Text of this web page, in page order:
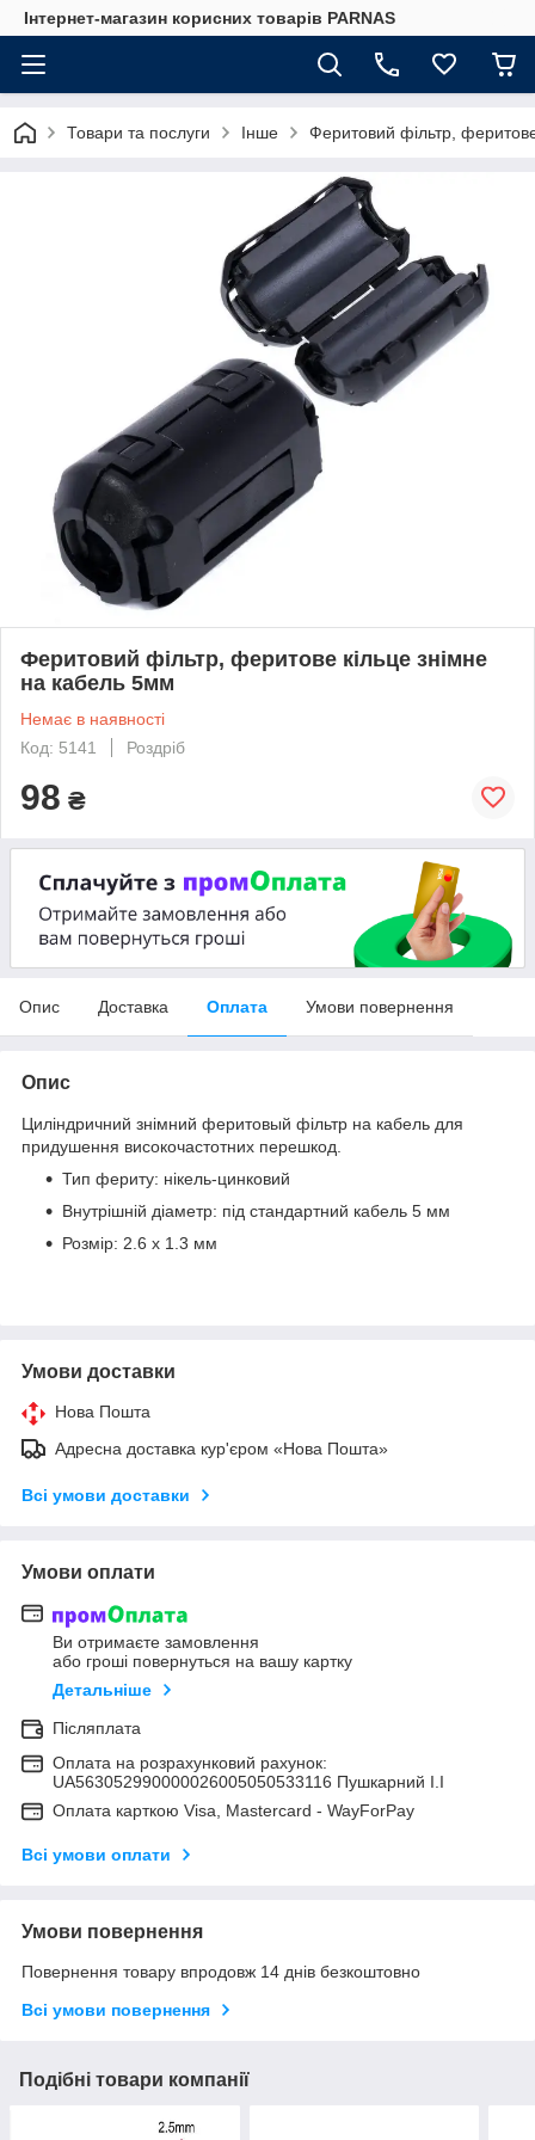
Інтернет-магазин корисних товарів PARNAS
Товари та послуги Інше Феритовий фільтр,
Феритовий фільтр, феритове кільце знімне
на кабель 5мм
Немає в наявності
Код: 5141
Роздріб
98 ₴
Опис Доставка Оплата Умови повернення
Опис
Циліндричний знімний феритовый фільтр на кабель для
придушення високочастотних перешкод.
Тип фериту: нікель-цинковий
Внутрішній діаметр: під стандартний кабель 5 мм
Розмір: 2.6 х 1.3 мм
Умови доставки
Нова Пошта
Адресна доставка кур'єром «Нова Пошта»
Всі умови доставки
Умови оплати
Ви отримаєте замовлення
або гроші повернуться на вашу картку
Детальніше
Післяплата
Оплата на розрахунковий рахунок:
UA563052990000026005050533116 Пушкарний І.І
Оплата карткою Visa, Mastercard - WayForPay
Всі умови оплати
Умови повернення
Повернення товару впродовж 14 днів безкоштовно
Всі умови повернення
Подібні товари компанії